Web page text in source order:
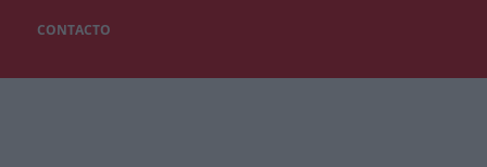
CONTACTO